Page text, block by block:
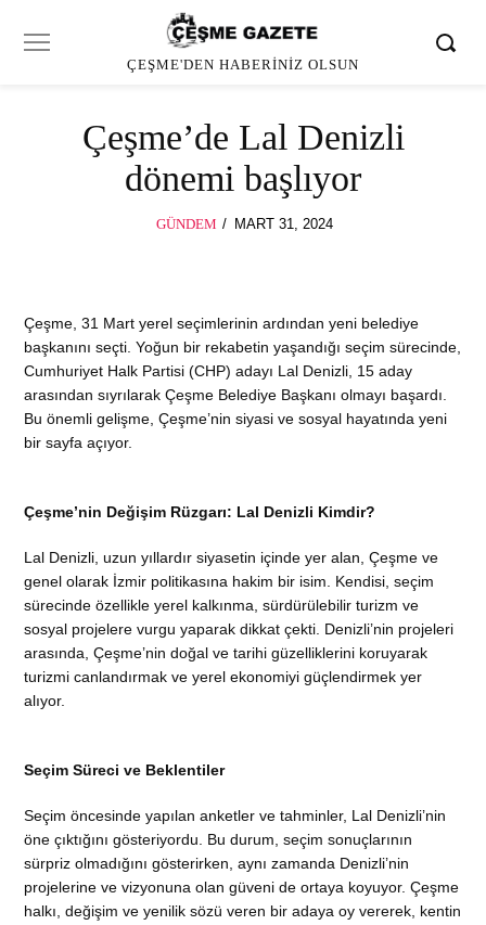
ÇEŞME'DEN HABERINIZ OLSUN
Çeşme’de Lal Denizli
dönemi başlıyor
GÜNDEM
POSTED
MART 31, 2024
Çeşme, 31 Mart yerel seçimlerinin ardından yeni belediye
başkanını seçti. Yoğun bir rekabetin yaşandığı seçim sürecinde,
Cumhuriyet Halk Partisi (CHP) adayı Lal Denizli, 15 aday
arasından sıyrılarak Çeşme Belediye Başkanı olmayı başardı.
Bu önemli gelişme, Çeşme’nin siyasi ve sosyal hayatında yeni
bir sayfa açıyor.
Çeşme’nin Değişim Rüzgarı: Lal Denizli Kimdir?
Lal Denizli, uzun yıllardır siyasetin içinde yer alan, Çeşme ve
genel olarak İzmir politikasına hakim bir isim. Kendisi, seçim
sürecinde özellikle yerel kalkınma, sürdürülebilir turizm ve
sosyal projelere vurgu yaparak dikkat çekti. Denizli’nin projeleri
arasında, Çeşme’nin doğal ve tarihi güzelliklerini koruyarak
turizmi canlandırmak ve yerel ekonomiyi güçlendirmek yer
alıyor.
Seçim Süreci ve Beklentiler
Seçim öncesinde yapılan anketler ve tahminler, Lal Denizli’nin
öne çıktığını gösteriyordu. Bu durum, seçim sonuçlarının
sürpriz olmadığını gösterirken, aynı zamanda Denizli’nin
projelerine ve vizyonuna olan güveni de ortaya koyuyor. Çeşme
halkı, değişim ve yenilik sözü veren bir adaya oy vererek, kentin